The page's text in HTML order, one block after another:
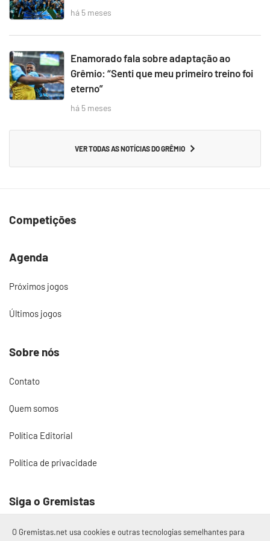
há 5 meses
Enamorado fala sobre adaptação ao
Grêmio: “Senti que meu primeiro treino foi
eterno”
há 5 meses
VER TODAS AS NOTÍCIAS DO GRÊMIO
Competições
Agenda
Próximos jogos
Últimos jogos
Sobre nós
Contato
Quem somos
Política Editorial
Política de privacidade
Siga o Gremistas
O Gremistas.net usa cookies e outras tecnologias semelhantes para